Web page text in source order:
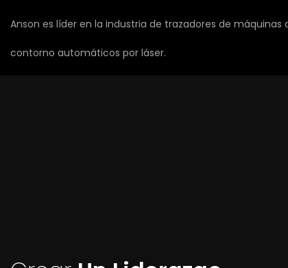
Anson es líder en la industria de trazadores de
contorno automáticos por láser.